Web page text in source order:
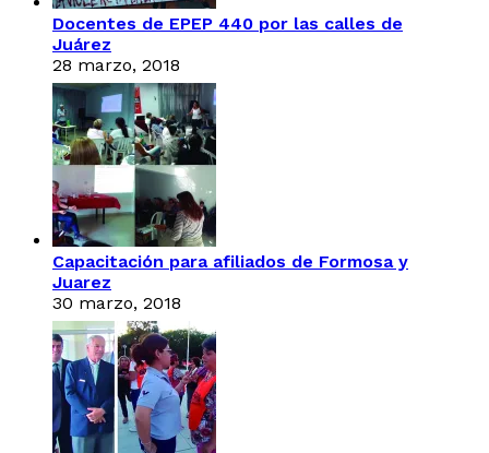
Docentes de EPEP 440 por las calles de
Juárez
28 marzo, 2018
Capacitación para afiliados de Formosa y
Juarez
30 marzo, 2018